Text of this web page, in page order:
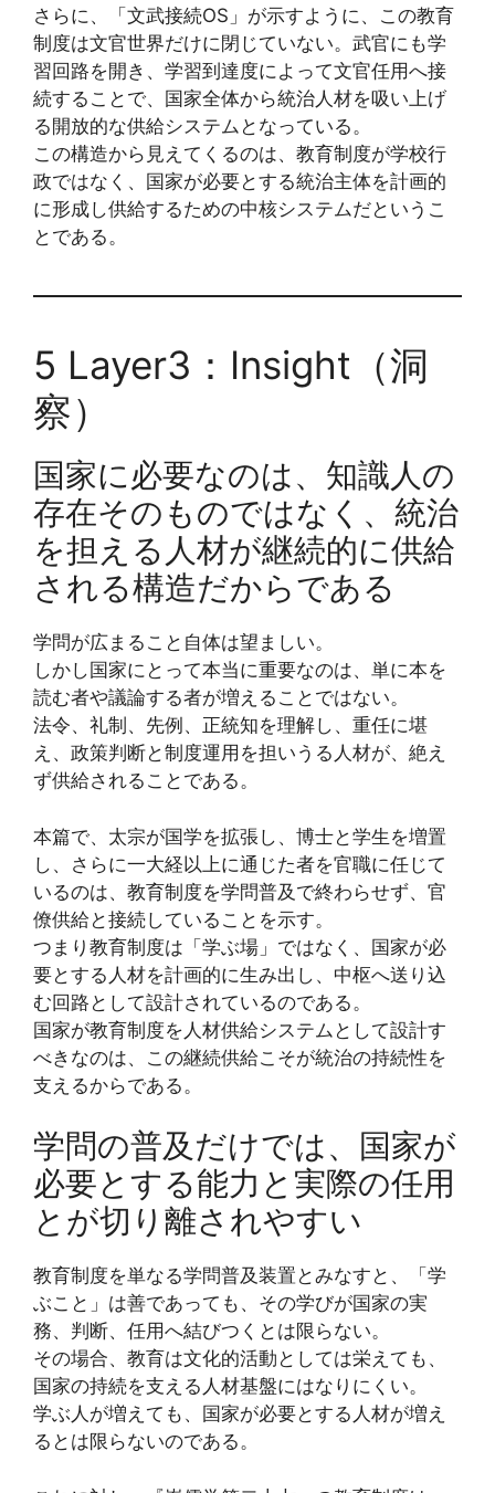
さらに、「文武接続OS」が示すように、この教育
制度は文官世界だけに閉じていない。武官にも学
習回路を開き、学習到達度によって文官任用へ接
続することで、国家全体から統治人材を吸い上げ
る開放的な供給システムとなっている。
この構造から見えてくるのは、教育制度が学校行
政ではなく、国家が必要とする統治主体を計画的
に形成し供給するための中核システムだというこ
とである。
5 Layer3：Insight（洞
察）
国家に必要なのは、知識人の
存在そのものではなく、統治
を担える人材が継続的に供給
される構造だからである
学問が広まること自体は望ましい。
しかし国家にとって本当に重要なのは、単に本を
読む者や議論する者が増えることではない。
法令、礼制、先例、正統知を理解し、重任に堪
え、政策判断と制度運用を担いうる人材が、絶え
ず供給されることである。
本篇で、太宗が国学を拡張し、博士と学生を増置
し、さらに一大経以上に通じた者を官職に任じて
いるのは、教育制度を学問普及で終わらせず、官
僚供給と接続していることを示す。
つまり教育制度は「学ぶ場」ではなく、国家が必
要とする人材を計画的に生み出し、中枢へ送り込
む回路として設計されているのである。
国家が教育制度を人材供給システムとして設計す
べきなのは、この継続供給こそが統治の持続性を
支えるからである。
学問の普及だけでは、国家が
必要とする能力と実際の任用
とが切り離されやすい
教育制度を単なる学問普及装置とみなすと、「学
ぶこと」は善であっても、その学びが国家の実
務、判断、任用へ結びつくとは限らない。
その場合、教育は文化的活動としては栄えても、
国家の持続を支える人材基盤にはなりにくい。
学ぶ人が増えても、国家が必要とする人材が増え
るとは限らないのである。